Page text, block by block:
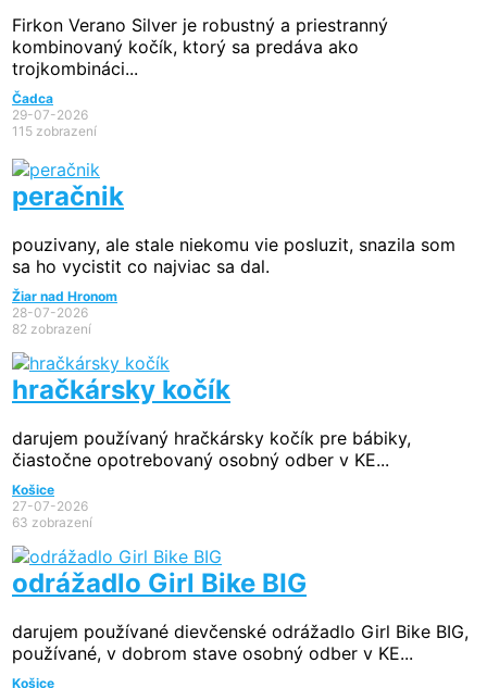
Firkon Verano Silver je robustný a priestranný
kombinovaný kočík, ktorý sa predáva ako
trojkombináci...
Čadca
29-07-2026
115 zobrazení
peračnik
pouzivany, ale stale niekomu vie posluzit, snazila som
sa ho vycistit co najviac sa dal.
Žiar nad Hronom
28-07-2026
82 zobrazení
hračkársky kočík
darujem používaný hračkársky kočík pre bábiky,
čiastočne opotrebovaný osobný odber v KE...
Košice
27-07-2026
63 zobrazení
odrážadlo Girl Bike BIG
darujem používané dievčenské odrážadlo Girl Bike BIG,
používané, v dobrom stave osobný odber v KE...
Košice